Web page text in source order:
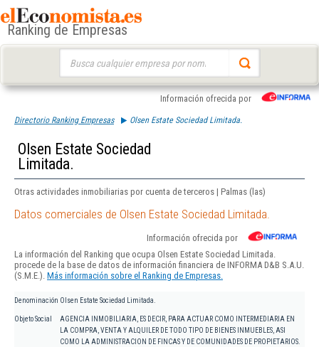
Ranking de Empresas
Información ofrecida por
Directorio Ranking Empresas Olsen Estate Sociedad Limitada.
Olsen Estate Sociedad
Limitada.
Otras actividades inmobiliarias por cuenta de terceros | Palmas (las)
Datos comerciales de Olsen Estate Sociedad Limitada.
Información ofrecida por
La información del Ranking que ocupa Olsen Estate Sociedad Limitada.
procede de la base de datos de información financiera de INFORMA D&B S.A.U.
(S.M.E.). Más información sobre el Ranking de Empresas.
Denominación Olsen Estate Sociedad Limitada.
Objeto Social
AGENCIA INMOBILIARIA, ES DECIR, PARA ACTUAR COMO INTERMEDIARIA EN
LA COMPRA, VENTA Y ALQUILER DE TODO TIPO DE BIENES INMUEBLES, ASI
COMO LA ADMINISTRACION DE FINCAS Y DE COMUNIDADES DE PROPIETARIOS.